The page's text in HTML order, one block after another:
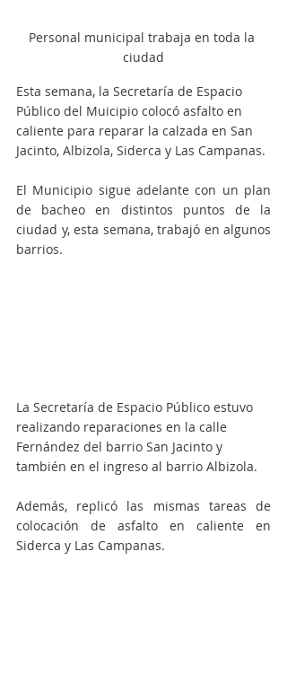
Personal municipal trabaja en toda la
ciudad
Esta semana, la Secretaría de Espacio
Público del Muicipio colocó asfalto en
caliente para reparar la calzada en San
Jacinto, Albizola, Siderca y Las Campanas.
El Municipio sigue adelante con un plan
de bacheo en distintos puntos de la
ciudad y, esta semana, trabajó en algunos
barrios.
La Secretaría de Espacio Público estuvo
realizando reparaciones en la calle
Fernández del barrio San Jacinto y
también en el ingreso al barrio Albizola.
Además, replicó las mismas tareas de
colocación de asfalto en caliente en
Siderca y Las Campanas.